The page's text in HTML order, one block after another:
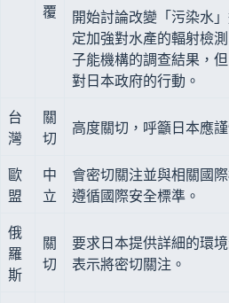
覆
開始討論改變「污染水
定加強對水產的輻射檢
子能機構的調查結果，
對日本政府的行動。
台
灣
關
切
高度關切，呼籲日本應
歐
盟
中
立
會密切關注並與相關國
遵循國際安全標準。
俄
羅
斯
關
切
要求日本提供詳細的環
表示將密切關注。